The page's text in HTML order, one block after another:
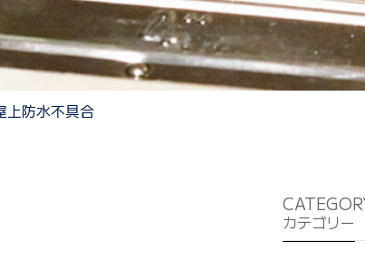
防水不具合
カテゴリー